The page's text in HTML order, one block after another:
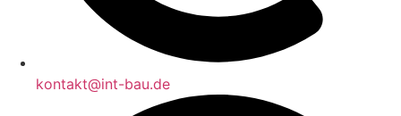
kontakt@int-bau.de